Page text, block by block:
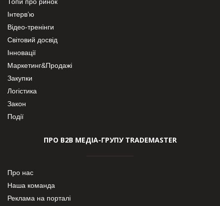
Інтерв’ю
Відео-тренінги
Світовий досвід
Інновації
Маркетинг&Продажі
Закупки
Логістика
Закон
Події
ПРО В2В МЕДІА-ГРУПУ TRADEMASTER
Про нас
Наша команда
Реклама на порталі